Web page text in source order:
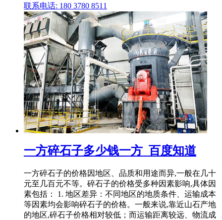
联系电话: 180 3780 8511
一方碎石子多少钱一方_百度知道
一方碎石子的价格因地区、品质和用途而异,一般在几十
元至几百元不等。碎石子的价格受多种因素影响,具体因
素包括： 1. 地区差异：不同地区的地质条件、运输成本
等因素均会影响碎石子的价格。一般来说,靠近山石产地
的地区,碎石子价格相对较低；而运输距离较远、物流成